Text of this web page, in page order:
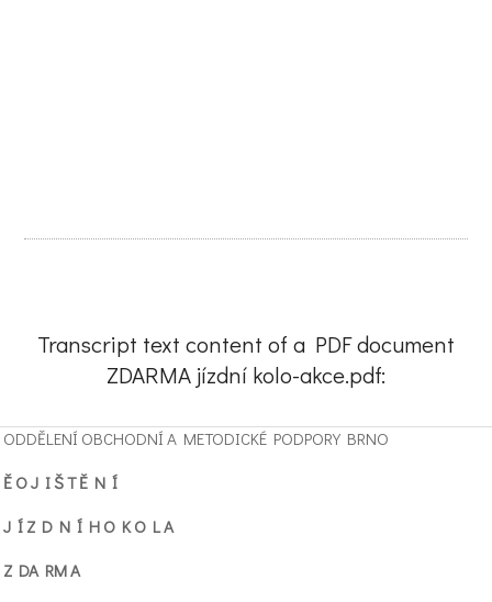
Transcript text content of a PDF document
ZDARMA jízdní kolo-akce.pdf:
ODDĚLENÍ OBCHODNÍ A METODICKÉ PODPORY BRNO
Ě O J I Š T Ě N Í
J Í Z D N Í H O K O L A
Z DA RM A